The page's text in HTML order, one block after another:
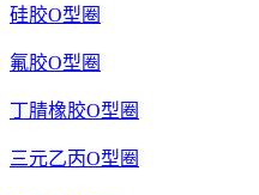
硅胶O型圈
氟胶O型圈
丁腈橡胶O型圈
三元乙丙O型圈